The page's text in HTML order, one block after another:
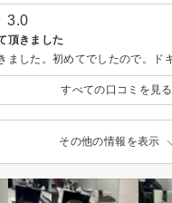
3.0
頂きました
すべての口コミを見る
その他の情報を表示